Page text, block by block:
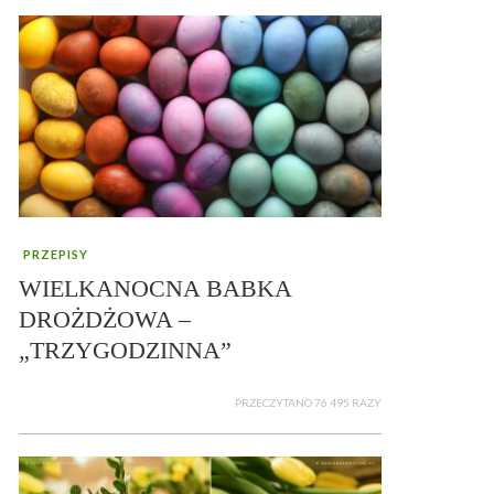
PRZEPISY
WIELKANOCNA BABKA
DROŻDŻOWA –
„TRZYGODZINNA”
PRZECZYTANO 76 495 RAZY